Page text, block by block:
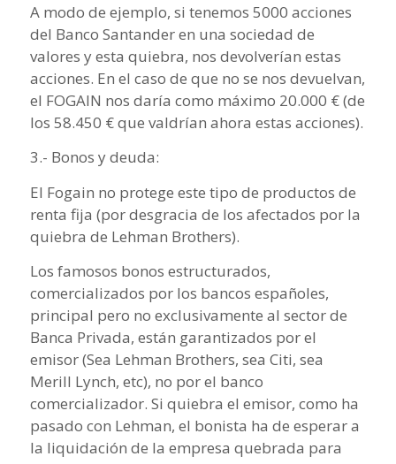
A modo de ejemplo, si tenemos 5000 acciones
del Banco Santander en una sociedad de
valores y esta quiebra, nos devolverían estas
acciones. En el caso de que no se nos devuelvan,
el FOGAIN nos daría como máximo 20.000 € (de
los 58.450 € que valdrían ahora estas acciones).
3.- Bonos y deuda:
El Fogain no protege este tipo de productos de
renta fija (por desgracia de los afectados por la
quiebra de Lehman Brothers).
Los famosos bonos estructurados,
comercializados por los bancos españoles,
principal pero no exclusivamente al sector de
Banca Privada, están garantizados por el
emisor (Sea Lehman Brothers, sea Citi, sea
Merill Lynch, etc), no por el banco
comercializador. Si quiebra el emisor, como ha
pasado con Lehman, el bonista ha de esperar a
la liquidación de la empresa quebrada para